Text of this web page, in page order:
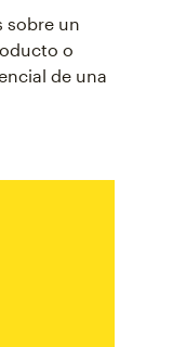
sobre un
o
de una